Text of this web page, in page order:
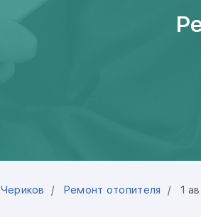
Чериков Ремонт отопителя 1